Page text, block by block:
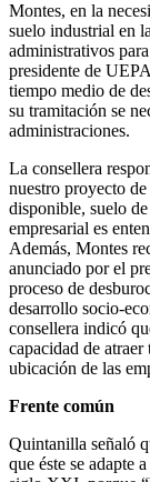
Montes, en la
suelo industrial en
administrativos
presidente de
tiempo medio de
su tramitación se
administraciones.
La consellera
nuestro proyecto
disponible, suelo
empresarial es
Además, Montes
anunciado por el
proceso de
desarrollo socio-
consellera indicó
capacidad de
ubicación de las
Frente común
Quintanilla señaló
que éste se adapte